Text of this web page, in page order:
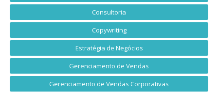
Consultoria
Copywriting
Estratégia de Negócios
Gerenciamento de Vendas
Gerenciamento de Vendas Corporativas